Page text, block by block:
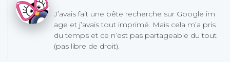
J’avais fait une bête recherche sur Google im
age et j’avais tout imprimé. Mais cela m’a pris
du temps et ce n’est pas partageable du tout
(pas libre de droit).